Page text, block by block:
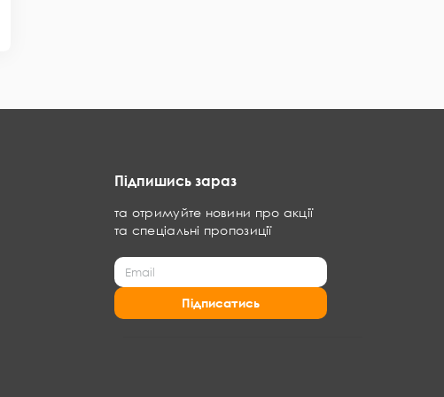
Підпишись зараз
та отримуйте новини про акції
та спеціальні пропозиції
Підписатись